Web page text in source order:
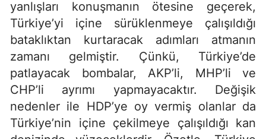
yanlışları konuşmanın ötesine geçerek,
Türkiye’yi içine sürüklenmeye çalışıldığı
bataklıktan kurtaracak adımları atmanın
zamanı gelmiştir. Çünkü, Türkiye’de
patlayacak bombalar, AKP’li, MHP’li ve
CHP’li ayrımı yapmayacaktır. Değişik
nedenler ile HDP’ye oy vermiş olanlar da
Türkiye’nin içine çekilmeye çalışıldığı kan